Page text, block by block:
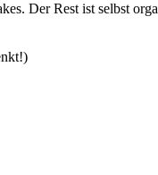
Der Rest ist selbst